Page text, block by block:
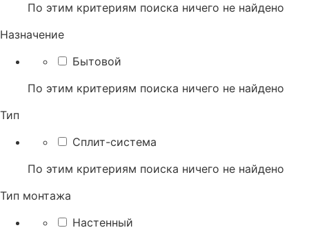
По этим критериям поиска ничего не найдено
Назначение
Бытовой
По этим критериям поиска ничего не найдено
Тип
Сплит-система
По этим критериям поиска ничего не найдено
Тип монтажа
Настенный